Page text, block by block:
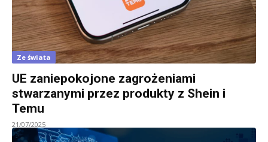
Ze świata
UE zaniepokojone zagrożeniami
stwarzanymi przez produkty z Shein i
Temu
21/07/2025